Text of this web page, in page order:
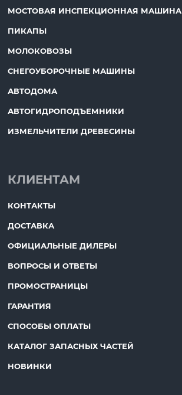
МОСТОВАЯ ИНСПЕКЦИОННАЯ МАШИНА
ПИКАПЫ
МОЛОКОВОЗЫ
СНЕГОУБОРОЧНЫЕ МАШИНЫ
АВТОДОМА
АВТОГИДРОПОДЪЕМНИКИ
ИЗМЕЛЬЧИТЕЛИ ДРЕВЕСИНЫ
КЛИЕНТАМ
КОНТАКТЫ
ДОСТАВКА
ОФИЦИАЛЬНЫЕ ДИЛЕРЫ
ВОПРОСЫ И ОТВЕТЫ
ПРОМОСТРАНИЦЫ
ГАРАНТИЯ
СПОСОБЫ ОПЛАТЫ
КАТАЛОГ ЗАПАСНЫХ ЧАСТЕЙ
НОВИНКИ